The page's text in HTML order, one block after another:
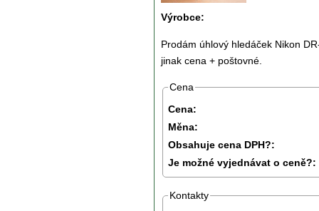
Výrobce:
Prodám úhlový hledáček Nikon
jinak cena + poštovné.
Cena
Cena:
Měna:
Obsahuje cena DPH?:
Je možné vyjednávat o ceně?:
Kontakty